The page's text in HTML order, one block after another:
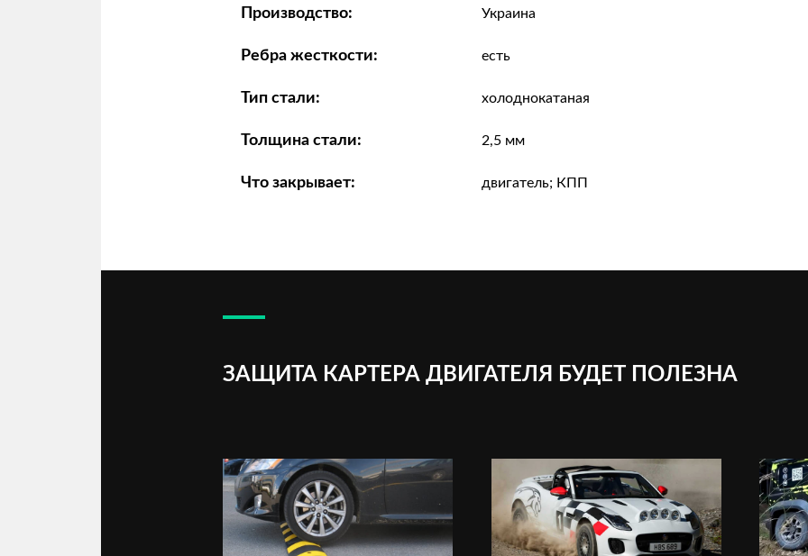
Производство: Украина
Ребра жесткости: есть
Тип стали: холоднокатаная
Толщина стали: 2,5 мм
Что закрывает: двигатель; КПП
ЗАЩИТА КАРТЕРА ДВИГАТЕЛЯ БУДЕТ ПОЛЕЗНА